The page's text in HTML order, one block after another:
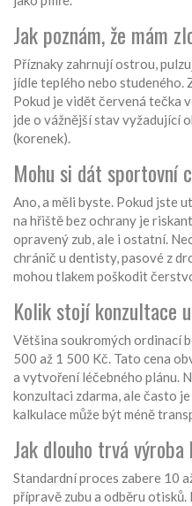
Jak poznám, že mám
Příznaky zahrnují ostrou,
jídle teplého nebo studeného.
Pokud je vidět červená tečka
jde o vážnější stav vyžadující
(korenek).
Mohu si dát sportovní
Ano, a měli byste. Pokud jste
na hřiště bez ochrany je
opravený zub, ale i ostatní.
chránič u dentisty, pasové z
mohou tlakem poškodit
Kolik stojí konzultace
Většina soukromých ordinací
500 až 1 500 Kč. Tato cena
a vytvoření léčebného plánu.
konzultaci zdarma, ale často
kalkulace může být méně
Jak dlouho trvá
Standardní proces zabere 10
přípravě zubu a odběru